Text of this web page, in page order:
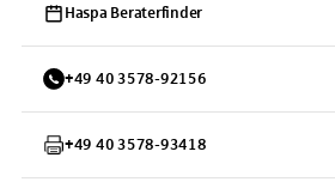
Haspa Beraterfinder
+49 40 3578-92156
+49 40 3578-93418